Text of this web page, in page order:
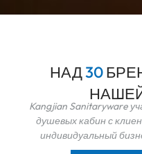
НАД30
Kangjian Sanitaryware
душевых кабин с
индивидуальный